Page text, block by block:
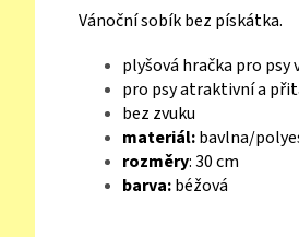
Vánoční sobík bez pískátka.
plyšová hračka pro psy
pro psy atraktivní a
bez zvuku
materiál:bavlna/
rozměry: 30 cm
barva:béžová